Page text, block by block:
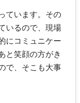
ています。その
いるので、現場
にコミュニケー
と笑顔の方がき
で、そこも大事